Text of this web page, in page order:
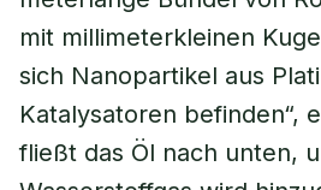
mit millimeterkleinen
sich Nanopartikel aus
Katalysatoren befinden“,
fließt das Öl nach unten,